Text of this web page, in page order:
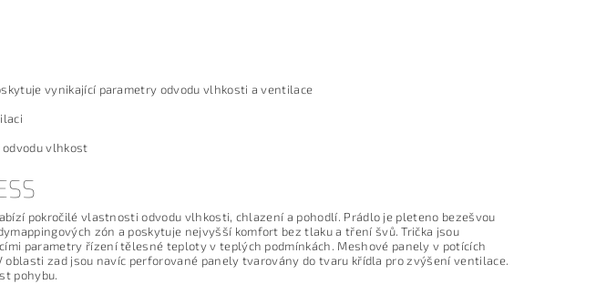
vynikající parametry odvodu vlhkosti a ventilace
vlhkost
pokročilé vlastnosti odvodu vlhkosti, chlazení a pohodlí. Prádlo je pleteno bezešvou
zón a poskytuje nejvyšší komfort bez tlaku a tření švů. Trička jsou
parametry řízení tělesné teploty v teplých podmínkách. Meshové panely v potících
zad jsou navíc perforované panely tvarovány do tvaru křídla pro zvýšení ventilace.
pohybu.